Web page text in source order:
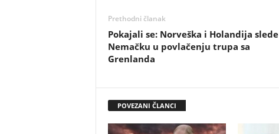
Prethodni članak
Pokajali se: Norveška i Holandija slede
Nemačku u povlačenju trupa sa
Grenlanda
POVEZANI ČLANCI